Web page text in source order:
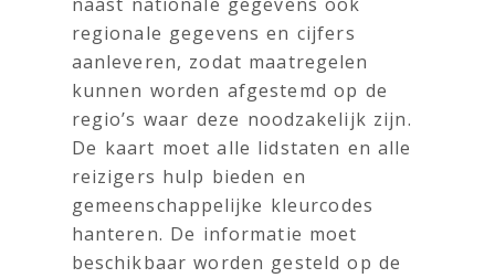
regionale gegevens en cijfers
aanleveren, zodat maatregelen
kunnen worden afgestemd op de
regio’s waar deze noodzakelijk zijn.
De kaart moet alle lidstaten en alle
reizigers hulp bieden en
gemeenschappelijke kleurcodes
hanteren. De informatie moet
beschikbaar worden gesteld op de